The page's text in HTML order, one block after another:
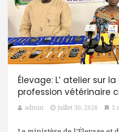
Élevage: L’ atelier sur
profession vétérinaire
admin juillet 30, 2026 3